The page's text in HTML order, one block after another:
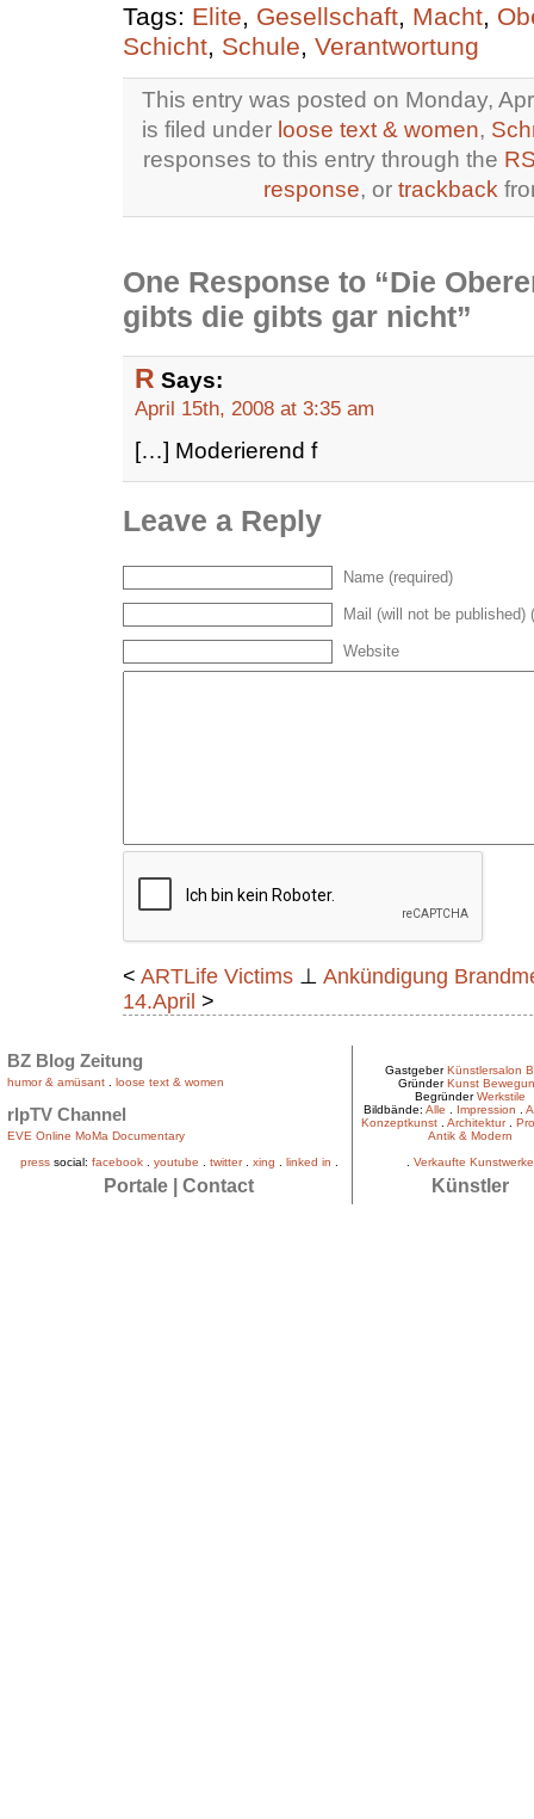
Tags: Elite, Gesellschaft, Macht,
Schicht, Schule, Verantwortung
This entry was posted on Monday,
is filed under loose text & women,
responses to this entry through the
response, or trackback
One Response to “Die
gibts die gibts gar nicht”
R Says:
April 15th, 2008 at 3:35 am
[…] Moderierend f
Leave a Reply
Name (required)
Mail (will not be published)
Website
< ARTLife Victims ⊥ Ankündigung
14.April >
BZ Blog Zeitung
humor & amüsant . loose text & women
rlpTV Channel
EVE Online MoMa Documentary
presssocial: facebook. youtube . twitter. xing . linked in .
Portale Contact
GastgeberKünstlersalon
GründerKunst
BegründerWerkstile
Bildbände: Alle . Impression .
Konzeptkunst. Architektur.
Antik & Modern
. Verkaufte Kunstwerke
Künstler